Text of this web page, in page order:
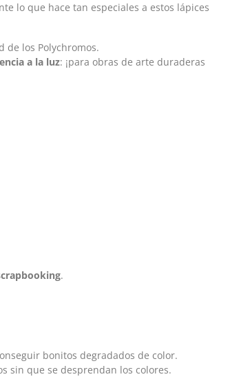
lo que hace tan especiales a estos lápices
de los Polychromos.
a la luz: ¡para obras de arte duraderas
.
bonitos degradados de color.
sin que se desprendan los colores.